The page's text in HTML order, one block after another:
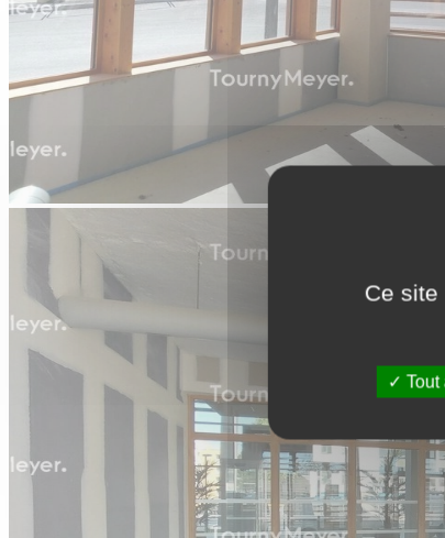
Ce site
Tout